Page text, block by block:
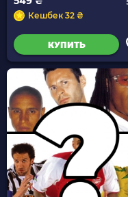
Кешбек 32 ₴
КУПИТЬ